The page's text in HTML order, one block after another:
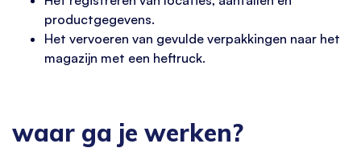
productgegevens.
Het vervoeren van gevulde verpakkingen naar het
magazijn met een heftruck.
waar ga je werken?